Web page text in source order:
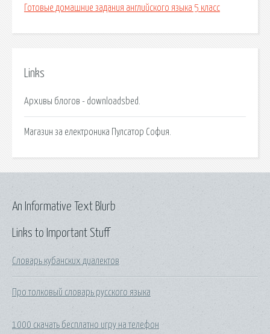
Готовые домашние задания английского языка 5 класс
Links
Архивы блогов - downloadsbed.
Магазин за електроника Пулсатор София.
Links to Important Stuff
Словарь кубанских диалектов
Про толковый словарь русского языка
1000 скачать бесплатно игру на телефон
An Informative Text Blurb